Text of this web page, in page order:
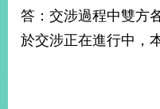
答：交涉過程中雙方
於交涉正在進行中，